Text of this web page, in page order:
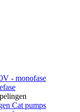
- monofase
Cat pumps